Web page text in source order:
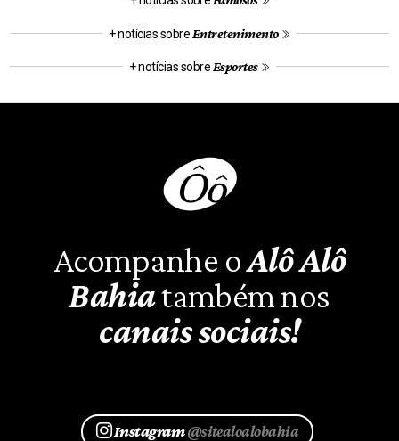
+ notícias sobre Entretenimento
+ notícias sobre Esportes
Acompanhe oAlô Alô
Bahiatambém nos
canais sociais!
Instagram@sitealoalobahia